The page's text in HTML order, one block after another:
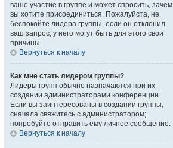
ваше участие в группе и может спросить, зачем
вы хотите присоединиться. Пожалуйста, не
беспокойте лидера группы, если он отклонил
ваш запрос; у него могут быть для этого свои
причины.
Вернуться к началу
Как мне стать лидером группы?
Лидеры групп обычно назначаются при их
создании администраторами конференции.
Если вы заинтересованы в создании группы,
сначала свяжитесь с администратором;
попробуйте отправить ему личное сообщение.
Вернуться к началу